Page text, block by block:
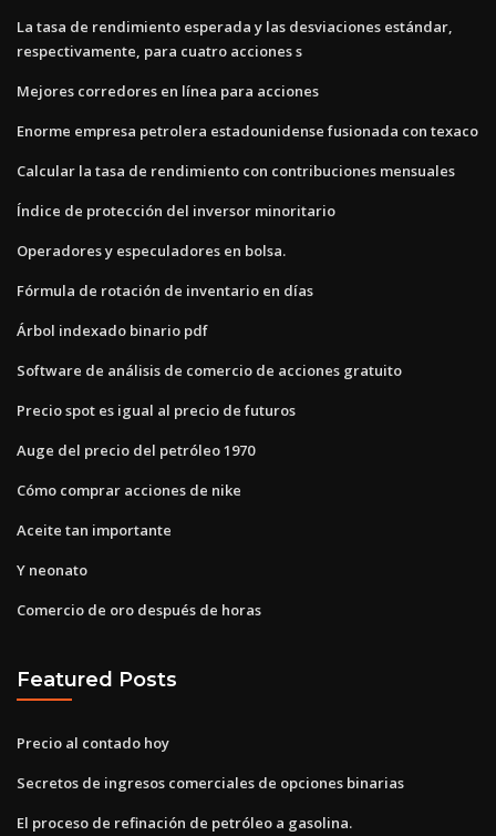
La tasa de rendimiento esperada y las desviaciones estándar,
respectivamente, para cuatro acciones s
Mejores corredores en línea para acciones
Enorme empresa petrolera estadounidense fusionada con texaco
Calcular la tasa de rendimiento con contribuciones mensuales
Índice de protección del inversor minoritario
Operadores y especuladores en bolsa.
Fórmula de rotación de inventario en días
Árbol indexado binario pdf
Software de análisis de comercio de acciones gratuito
Precio spot es igual al precio de futuros
Auge del precio del petróleo 1970
Cómo comprar acciones de nike
Aceite tan importante
Y neonato
Comercio de oro después de horas
Featured Posts
Precio al contado hoy
Secretos de ingresos comerciales de opciones binarias
El proceso de refinación de petróleo a gasolina.